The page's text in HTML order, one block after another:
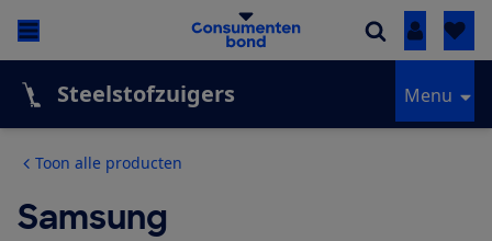
Inloggen
Steelstofzuigers Menu
Toon alle producten
Samsung